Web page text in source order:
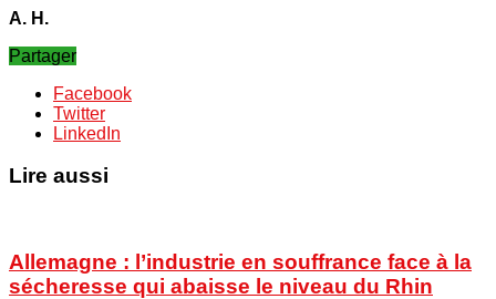
A. H.
Partager
Facebook
Twitter
LinkedIn
Lire aussi
Allemagne : l’industrie en souffrance face à la
sécheresse qui abaisse le niveau du Rhin